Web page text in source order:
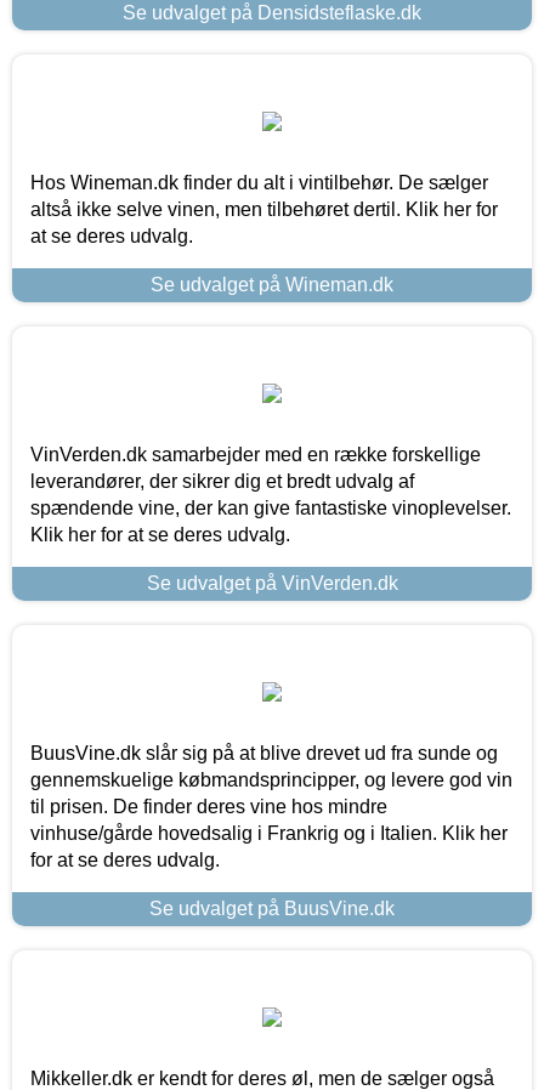
Se udvalget på Densidsteflaske.dk
Hos Wineman.dk finder du alt i vintilbehør. De sælger
altså ikke selve vinen, men tilbehøret dertil. Klik her for
at se deres udvalg.
Se udvalget på Wineman.dk
VinVerden.dk samarbejder med en række forskellige
leverandører, der sikrer dig et bredt udvalg af
spændende vine, der kan give fantastiske vinoplevelser.
Klik her for at se deres udvalg.
Se udvalget på VinVerden.dk
BuusVine.dk slår sig på at blive drevet ud fra sunde og
gennemskuelige købmandsprincipper, og levere god vin
til prisen. De finder deres vine hos mindre
vinhuse/gårde hovedsalig i Frankrig og i Italien. Klik her
for at se deres udvalg.
Se udvalget på BuusVine.dk
Mikkeller.dk er kendt for deres øl, men de sælger også